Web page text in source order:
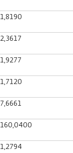
1,8190
2,3617
1,9277
1,7120
7,6661
160,0400
1,2794